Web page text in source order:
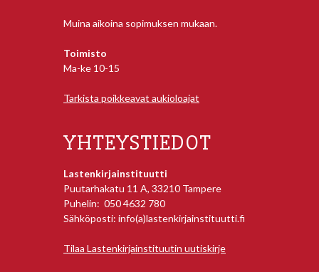
Muina aikoina sopimuksen mukaan.
Toimisto
Ma-ke 10-15
Tarkista poikkeavat aukioloajat
YHTEYSTIEDOT
Lastenkirjainstituutti
Puutarhakatu 11 A, 33210 Tampere
Puhelin: 050 4632 780
Sähköposti: info(a)lastenkirjainstituutti.fi
Tilaa Lastenkirjainstituutin uutiskirje